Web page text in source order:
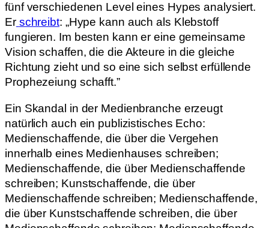
fünf verschiedenen Level eines Hypes analysiert.
Er schreibt: „Hype kann auch als Klebstoff
fungieren. Im besten kann er eine gemeinsame
Vision schaffen, die die Akteure in die gleiche
Richtung zieht und so eine sich selbst erfüllende
Prophezeiung schafft.”
Ein Skandal in der Medienbranche erzeugt
natürlich auch ein publizistisches Echo:
Medienschaffende, die über die Vergehen
innerhalb eines Medienhauses schreiben;
Medienschaffende, die über Medienschaffende
schreiben; Kunstschaffende, die über
Medienschaffende schreiben; Medienschaffende,
die über Kunstschaffende schreiben, die über